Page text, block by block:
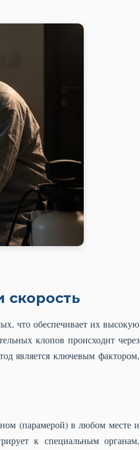
что обеспечивает их высокую
клопов происходит через
является ключевым фактором,
(парамерой) в любом месте и
к специальным органам,